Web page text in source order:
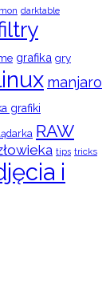
darktable
grafika gry
manjaro
grafiki
RAW
tips tricks
i